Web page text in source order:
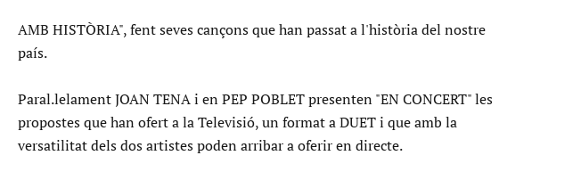
AMB HISTÒRIA", fent seves cançons que han passat a l'història del nostre
país.
Paral.lelament JOAN TENA i en PEP POBLET presenten "EN CONCERT" les
propostes que han ofert a la Televisió, un format a DUET i que amb la
versatilitat dels dos artistes poden arribar a oferir en directe.